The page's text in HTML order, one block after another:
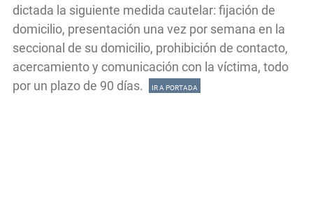
dictada la siguiente medida cautelar: fijación de
domicilio, presentación una vez por semana en la
seccional de su domicilio, prohibición de contacto,
acercamiento y comunicación con la víctima, todo
por un plazo de 90 días.
IR A PORTADA